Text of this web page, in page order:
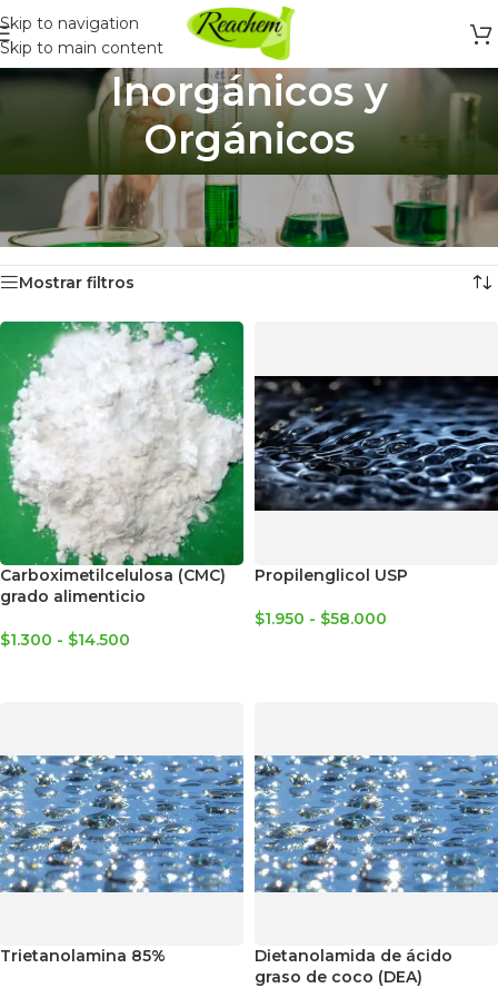
Skip to navigation
Skip to main content
Inorgánicos y
Orgánicos
Productos Químicos y Laboratorio Productos Químicos
Inorgánicos y Orgánicos
Mostrando 12 resultados
Mostrar filtros
Carboximetilcelulosa (CMC)
grado alimenticio
$1.300 - $14.500
Propilenglicol USP
$1.950 - $58.000
Trietanolamina 85%
Dietanolamida de ácido
graso de coco (DEA)